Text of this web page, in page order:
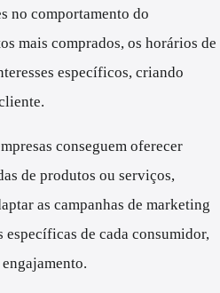
no comportamento do
mais comprados, os horários de
específicos, criando
conseguem oferecer
de produtos ou serviços,
as campanhas de marketing
específicas de cada consumidor,